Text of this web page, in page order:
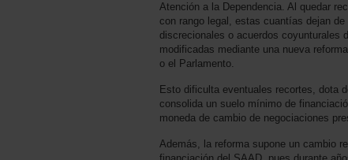
Atención a la Dependencia. Al quedar
con rango legal, estas cuantías dejan
discrecionales o acuerdos coyunturales
modificadas mediante una nueva
o el Parlamento.
Esto dificulta eventuales recortes, dota
consolida un suelo mínimo de
moneda de cambio de negociaciones
Además, la reforma supone un cambio